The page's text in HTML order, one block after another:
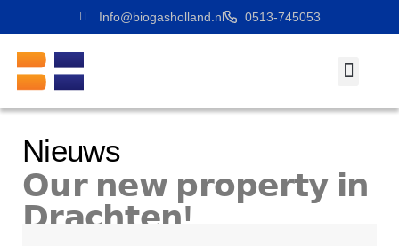
Info@biogasholland.nl 0513-745053
Nieuws
𝗢𝘂𝗿 𝗻𝗲𝘄 𝗽𝗿𝗼𝗽𝗲𝗿𝘁𝘆 𝗶𝗻
𝗗𝗿𝗮𝗰𝗵𝘁𝗲𝗻!